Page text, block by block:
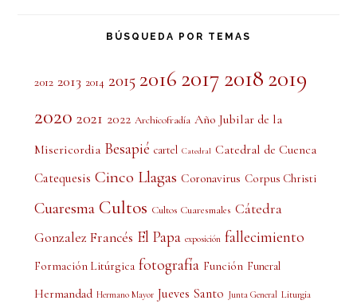
BÚSQUEDA POR TEMAS
2012 2013 2014 2015 2016 2017 2018 2019
2020 2021 2022 Archicofradía Año Jubilar de la
Misericordia Besapié cartel Catedral Catedral de Cuenca
Catequesis Cinco Llagas Coronavirus Corpus Christi
Cuaresma Cultos Cultos Cuaresmales Cátedra
Gonzalez Francés El Papa exposición fallecimiento
Formación Litúrgica fotografía Función Funeral
Hermandad Hermano Mayor Jueves Santo Junta General Liturgia